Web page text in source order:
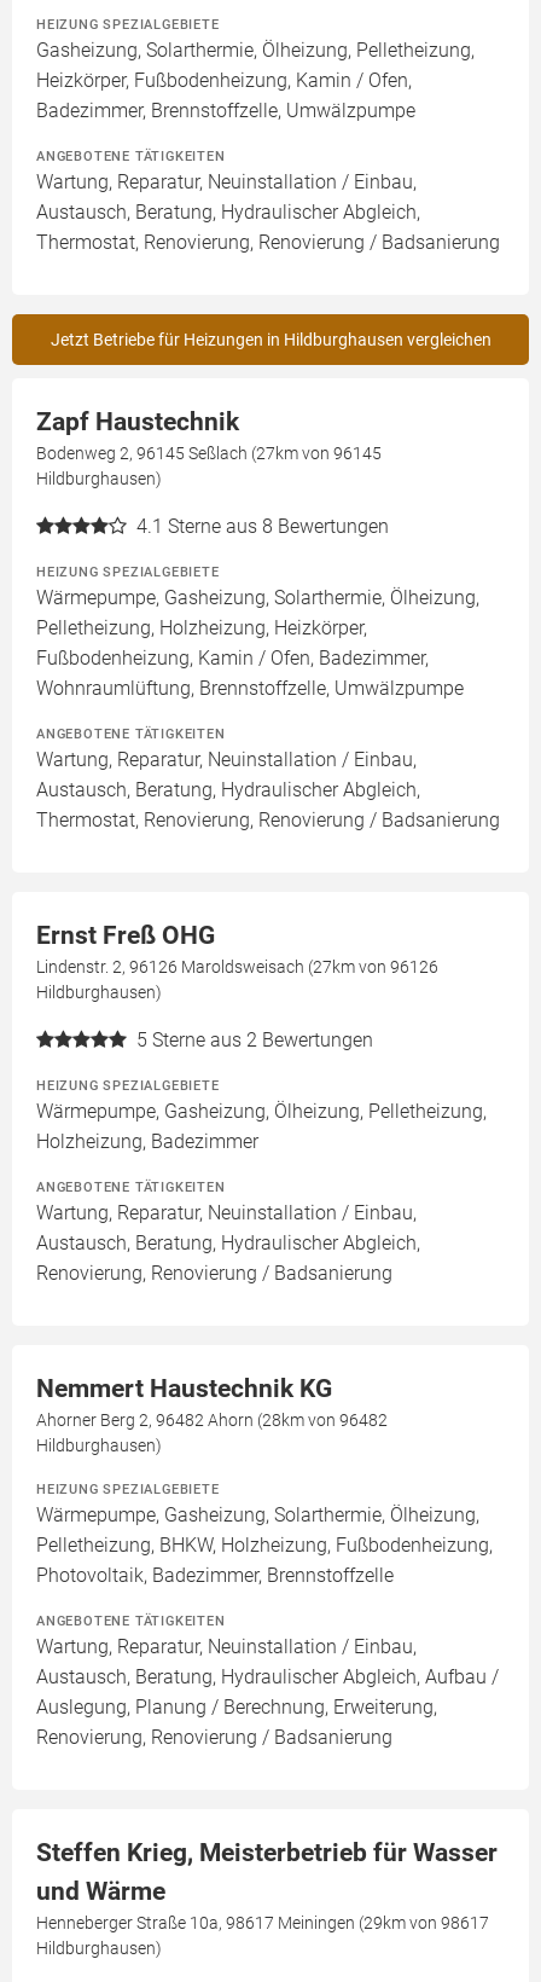
HEIZUNG SPEZIALGEBIETE
Gasheizung, Solarthermie, Ölheizung, Pelletheizung,
Heizkörper, Fußbodenheizung, Kamin / Ofen,
Badezimmer, Brennstoffzelle, Umwälzpumpe
ANGEBOTENE TÄTIGKEITEN
Wartung, Reparatur, Neuinstallation / Einbau,
Austausch, Beratung, Hydraulischer Abgleich,
Thermostat, Renovierung, Renovierung / Badsanierung
Jetzt Betriebe für Heizungen in Hildburghausen vergleichen
Zapf Haustechnik
Bodenweg 2, 96145 Seßlach (27km von 96145
Hildburghausen)
4.1 Sterne aus 8 Bewertungen
HEIZUNG SPEZIALGEBIETE
Wärmepumpe, Gasheizung, Solarthermie, Ölheizung,
Pelletheizung, Holzheizung, Heizkörper,
Fußbodenheizung, Kamin / Ofen, Badezimmer,
Wohnraumlüftung, Brennstoffzelle, Umwälzpumpe
ANGEBOTENE TÄTIGKEITEN
Wartung, Reparatur, Neuinstallation / Einbau,
Austausch, Beratung, Hydraulischer Abgleich,
Thermostat, Renovierung, Renovierung / Badsanierung
Ernst Freß OHG
Lindenstr. 2, 96126 Maroldsweisach (27km von 96126
Hildburghausen)
5 Sterne aus 2 Bewertungen
HEIZUNG SPEZIALGEBIETE
Wärmepumpe, Gasheizung, Ölheizung, Pelletheizung,
Holzheizung, Badezimmer
ANGEBOTENE TÄTIGKEITEN
Wartung, Reparatur, Neuinstallation / Einbau,
Austausch, Beratung, Hydraulischer Abgleich,
Renovierung, Renovierung / Badsanierung
Nemmert Haustechnik KG
Ahorner Berg 2, 96482 Ahorn (28km von 96482
Hildburghausen)
HEIZUNG SPEZIALGEBIETE
Wärmepumpe, Gasheizung, Solarthermie, Ölheizung,
Pelletheizung, BHKW, Holzheizung, Fußbodenheizung,
Photovoltaik, Badezimmer, Brennstoffzelle
ANGEBOTENE TÄTIGKEITEN
Wartung, Reparatur, Neuinstallation / Einbau,
Austausch, Beratung, Hydraulischer Abgleich, Aufbau /
Auslegung, Planung / Berechnung, Erweiterung,
Renovierung, Renovierung / Badsanierung
Steffen Krieg, Meisterbetrieb für Wasser
und Wärme
Henneberger Straße 10a, 98617 Meiningen (29km von 98617
Hildburghausen)